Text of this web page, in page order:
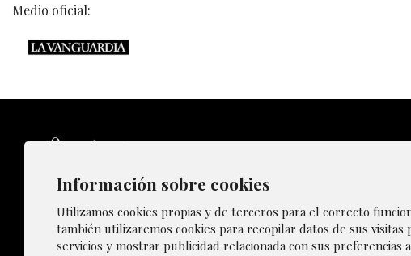
Medio oficial:
Información sobre cookies
Utilizamos cookies propias y de terceros para el correcto
también utilizaremos cookies para recopilar datos de sus
servicios y mostrar publicidad relacionada con sus preferencias